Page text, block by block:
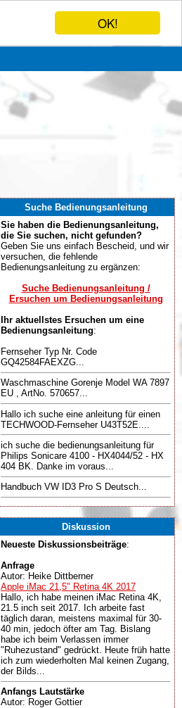
OK!
Suche Bedienungsanleitung
Sie haben die Bedienungsanleitung,
die Sie suchen, nicht gefunden?
Geben Sie uns einfach Bescheid, und wir
versuchen, die fehlende
Bedienungsanleitung zu ergänzen:
Suche Bedienungsanleitung /
Ersuchen um Bedienungsanleitung
Ihr aktuellstes Ersuchen um eine
Bedienungsanleitung:
Fernseher Typ Nr. Code
GQ42584FAEXZG...
Waschmaschine Gorenje Model WA 7897
EU , ArtNo. 570657...
Hallo ich suche eine anleitung für einen
TECHWOOD-Fernseher U43T52E....
ich suche die bedienungsanleitung für
Philips Sonicare 4100 - HX4044/52 - HX
404 BK. Danke im voraus...
Handbuch VW ID3 Pro S Deutsch...
Diskussion
Neueste Diskussionsbeiträge:
Anfrage
Autor: Heike Dittberner
Apple iMac 21,5" Retina 4K 2017
Hallo, ich habe meinen iMac Retina 4K,
21.5 inch seit 2017. Ich arbeite fast
täglich daran, meistens maximal für 30-
40 min, jedoch öfter am Tag. Bislang
habe ich beim Verlassen immer
"Ruhezustand" gedrückt. Heute früh hatte
ich zum wiederholten Mal keinen Zugang,
der Bilds...
Anfangs Lautstärke
Autor: Roger Gottier